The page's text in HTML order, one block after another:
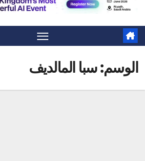
الوسم:سبا المالديف